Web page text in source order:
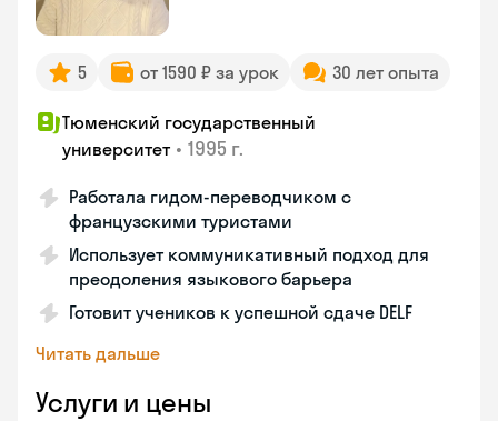
5 от 1590 ₽ за урок 30 лет опыта
Тюменский государственный
университет • 1995 г.
Работала гидом-переводчиком с
французскими туристами
Использует коммуникативный подход для
преодоления языкового барьера
Готовит учеников к успешной сдаче DELF
Читать дальше
Услуги и цены